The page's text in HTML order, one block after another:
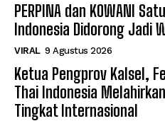
PERPINA dan KOWANI
Indonesia Didorong Jadi
VIRAL 9 Agustus 2026
Ketua Pengprov Kalsel,
Thai Indonesia
Tingkat Internasional